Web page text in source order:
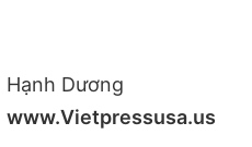
Hạnh Dương
www.Vietpressusa.us